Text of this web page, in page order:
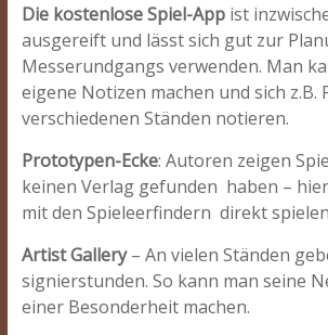
Die kostenlose Spiel-Appist
ausgereift und lässt sich gut zur
Messerundgangs verwenden. Man
eigene Notizen machen und sich z.B.
verschiedenen Ständen notieren.
Prototypen-Ecke: Autoren zeigen
keinen Verlag gefunden haben –
mit den Spieleerfindern direkt
Artist Gallery– An vielen Ständen
signierstunden. So kann man seine
einer Besonderheit machen.